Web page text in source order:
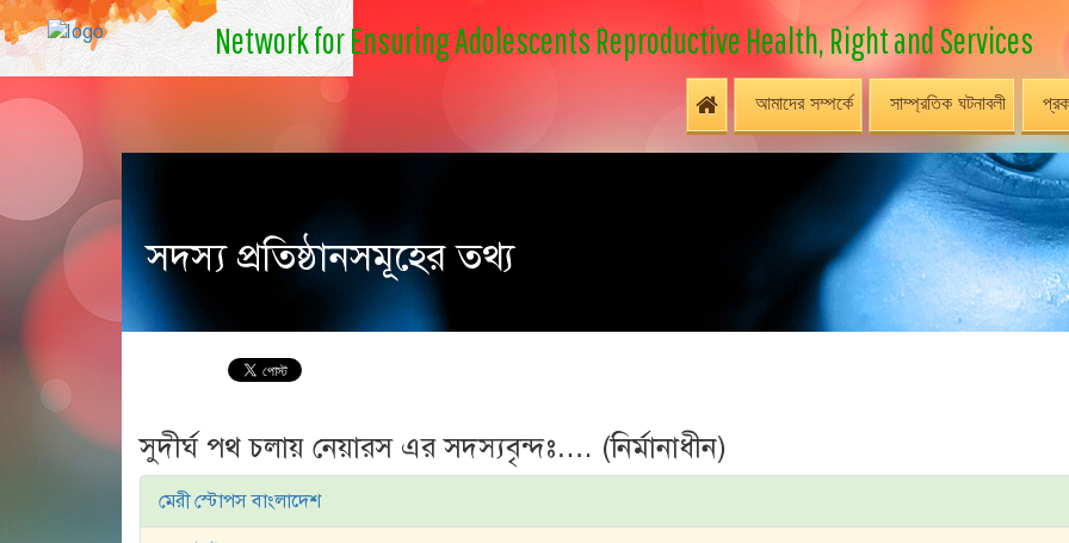
Network for Ensuring Adolescents Reproductive Health, Right and Services
আমাদের সম্পর্কে সাম্প্রতিক ঘটনাবলী
সদস্য প্রতিষ্ঠানসমূহের তথ্য
সুদীর্ঘ পথ চলায় নেয়ারস এর সদস্যবৃন্দঃ…. (নির্মানাধীন)
মেরী স্টোপস বাংলাদেশ